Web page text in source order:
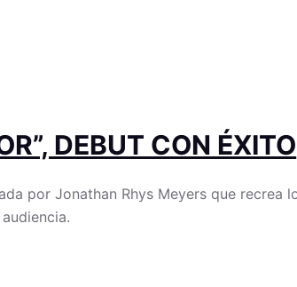
DEBUT CON ÉXITO
por Jonathan Rhys Meyers que recrea